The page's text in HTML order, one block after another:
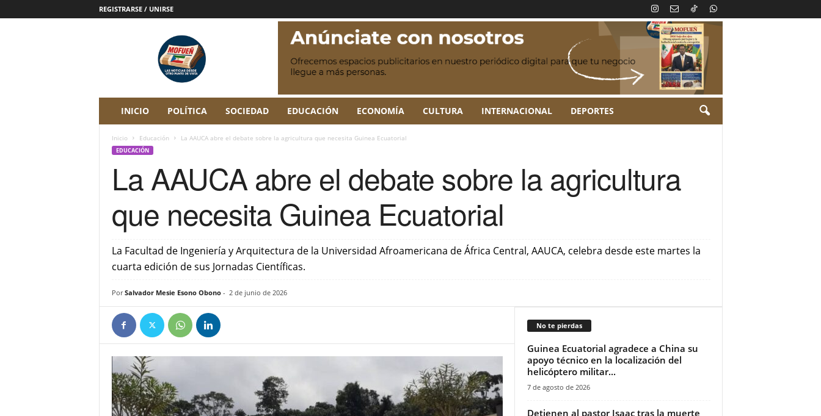
REGISTRARSE / UNIRSE
INICIO POLÍTICA SOCIEDAD EDUCACIÓN ECONOMÍA CULTURA INTERNACIONAL DEPORTES
Inicio Educación La AAUCA abre el debate sobre la agricultura que necesita Guinea Ecuatorial
EDUCACIÓN
La AAUCA abre el debate sobre la agricultura
que necesita Guinea Ecuatorial
La Facultad de Ingeniería y Arquitectura de la Universidad Afroamericana de África Central, AAUCA, celebra desde este martes la
cuarta edición de sus Jornadas Científicas.
Por Salvador Mesie Esono Obono- 2 de junio de 2026
No te pierdas
Guinea Ecuatorial agradece a China su
apoyo técnico en la localización del
helicóptero militar...
7 de agosto de 2026
‎Detienen al pastor Isaac tras la muerte